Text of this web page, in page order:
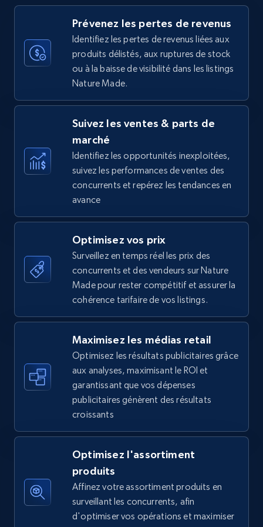
more.
35.3K+ 5.7K+ Commencer
rating object, Product rating max, Rating,
Author name, Asin, and more.
7.4K+ 872+ Commencer
URL, Final price, Sku, Currency, Gtin,
Specifications, Image urls, Top reviews, and
more.
877+ Commencer
Walmart - products - Find new products by
using specific category URL
URL, Final price, Sku, Currency, Gtin,
Specifications, Image urls, Top reviews, and
877+ Commencer
Walmart - products - Collects products by
specific keywords
Prévenez les pertes de revenus
Identifiez les pertes de revenus liées aux
produits délistés, aux ruptures de stock
ou à la baisse de visibilité dans les listings
Nature Made.
Suivez les ventes & parts de
marché
Identifiez les opportunités inexploitées,
suivez les performances de ventes des
concurrents et repérez les tendances en
avance
Optimisez vos prix
Surveillez en temps réel les prix des
concurrents et des vendeurs sur Nature
Made pour rester compétitif et assurer la
cohérence tarifaire de vos listings.
Maximisez les médias retail
Optimisez les résultats publicitaires grâce
aux analyses, maximisant le ROI et
garantissant que vos dépenses
publicitaires génèrent des résultats
croissants
Optimisez l'assortiment
produits
Affinez votre assortiment produits en
surveillant les concurrents, afin
d'optimiser vos opérations et maximiser